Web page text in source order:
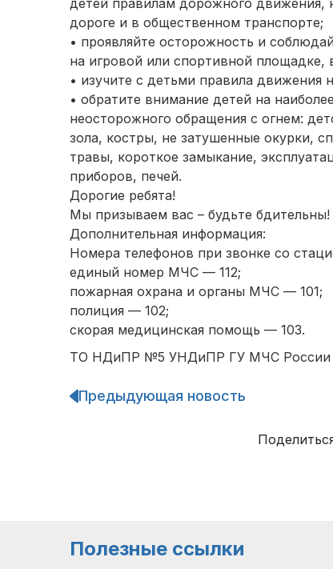
детей правилам дорожного движения,
дороге и в общественном транспорте;
• проявляйте осторожность и
на игровой или спортивной площадке,
• изучите с детьми правила движения
• обратите внимание детей на
неосторожного обращения с огнем:
зола, костры, не затушенные окурки,
травы, короткое замыкание,
приборов, печей.
Дорогие ребята!
Мы призываем вас – будьте
Дополнительная информация:
Номера телефонов при звонке со
единый номер МЧС — 112;
пожарная охрана и органы МЧС — 101;
полиция — 102;
скорая медицинская помощь — 103.
ТО НДиПР №5 УНДиПР ГУ МЧС России
Навигация
Предыдующая новость
Полезные ссылки